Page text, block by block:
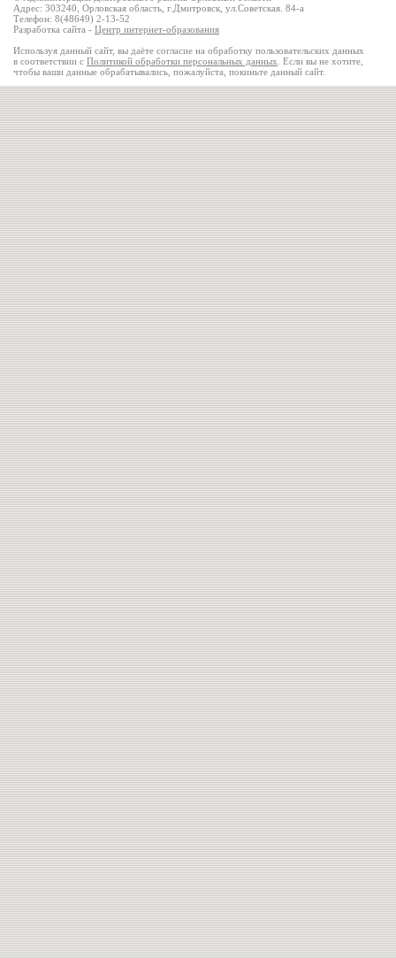
Адрес: 303240, Орловская область, г.Дмитровск, ул.Советская. 84-а
Телефон: 8(48649) 2-13-52
Разработка сайта - Центр интернет-образования
Используя данный сайт, вы даёте согласие на обработку пользовательских данных
в соответствии с Политикой обработки персональных данных . Если вы не хотите,
чтобы ваши данные обрабатывались, пожалуйста, покиньте данный сайт.